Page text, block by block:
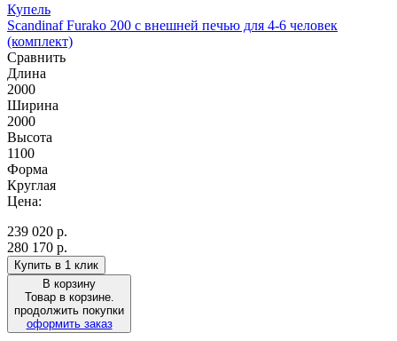
Купель
Scandinaf Furako 200 с внешней печью для 4-6 человек
(комплект)
Сравнить
Длина
2000
Ширина
2000
Высота
1100
Форма
Круглая
Цена:
239 020 р.
280 170 р.
Купить в 1 клик
В корзину
Товар в корзине.
продолжить покупки
оформить заказ